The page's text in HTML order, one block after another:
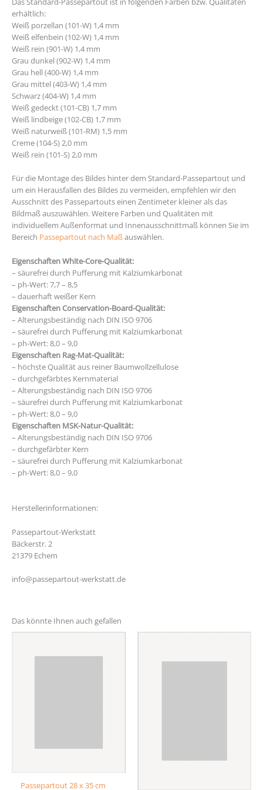
erhältlich:
Weiß porzellan (101-W) 1,4 mm
Weiß elfenbein (102-W) 1,4 mm
Weiß rein (901-W) 1,4 mm
Grau dunkel (902-W) 1,4 mm
Grau hell (400-W) 1,4 mm
Grau mittel (403-W) 1,4 mm
Schwarz (404-W) 1,4 mm
Weiß gedeckt (101-CB) 1,7 mm
Weiß lindbeige (102-CB) 1,7 mm
Weiß naturweiß (101-RM) 1,5 mm
Creme (104-S) 2,0 mm
Weiß rein (101-S) 2,0 mm
Für die Montage des Bildes hinter dem Standard-Passepartout und
um ein Herausfallen des Bildes zu vermeiden, empfehlen wir den
Ausschnitt des Passepartouts einen Zentimeter kleiner als das
Bildmaß auszuwählen. Weitere Farben und Qualitäten mit
individuellem Außenformat und Innenausschnittmaß können Sie im
Bereich Passepartout nach Maßauswählen.
Eigenschaften White-Core-Qualität:
– säurefrei durch Pufferung mit Kalziumkarbonat
– ph-Wert: 7,7 – 8,5
– dauerhaft weißer Kern
Eigenschaften Conservation-Board-Qualität:
– Alterungsbeständig nach DIN ISO 9706
– säurefrei durch Pufferung mit Kalziumkarbonat
– ph-Wert: 8,0 – 9,0
Eigenschaften Rag-Mat-Qualität:
– höchste Qualität aus reiner Baumwollzellulose
– durchgefärbtes Kernmaterial
– Alterungsbeständig nach DIN ISO 9706
– säurefrei durch Pufferung mit Kalziumkarbonat
– ph-Wert: 8,0 – 9,0
Eigenschaften MSK-Natur-Qualität:
– Alterungsbeständig nach DIN ISO 9706
– durchgefärbter Kern
– säurefrei durch Pufferung mit Kalziumkarbonat
– ph-Wert: 8,0 – 9,0
Herstellerinformationen:
Passepartout-Werkstatt
Bäckerstr. 2
21379 Echem
info@passepartout-werkstatt.de
Das könnte Ihnen auch gefallen
Passepartout 28 x 35 cm